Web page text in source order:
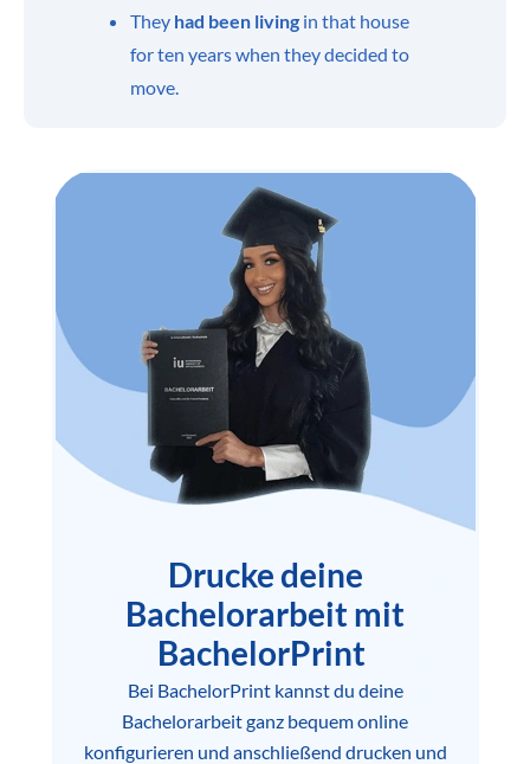
They had been living in that house
for ten years when they decided to
move.
Drucke deine
Bachelorarbeit mit
BachelorPrint
Bei BachelorPrint kannst du deine
Bachelorarbeit ganz bequem online
konfigurieren und anschließend drucken und